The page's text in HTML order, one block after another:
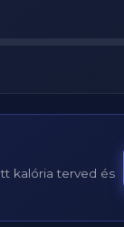
kalória terved és